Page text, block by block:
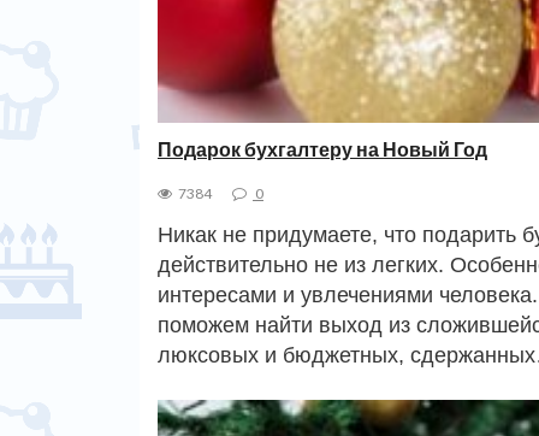
Подарок бухгалтеру на Новый Год
7384 0
Никак не придумаете, что подарить
действительно не из легких.
интересами и увлечениями
поможем найти выход из
люксовых и бюджетных,